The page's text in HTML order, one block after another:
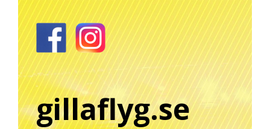
gillaflyg.se